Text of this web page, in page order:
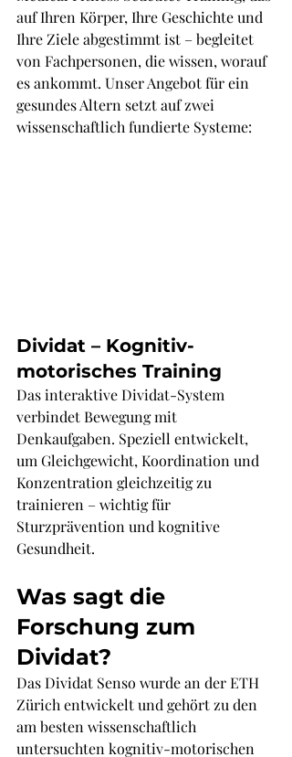
auf Ihren Körper, Ihre Geschichte und
Ihre Ziele abgestimmt ist – begleitet
von Fachpersonen, die wissen, worauf
es ankommt. Unser Angebot für ein
gesundes Altern setzt auf zwei
wissenschaftlich fundierte Systeme:
Dividat – Kognitiv-
motorisches Training
Das interaktive Dividat-System
verbindet Bewegung mit
Denkaufgaben. Speziell entwickelt,
um Gleichgewicht, Koordination und
Konzentration gleichzeitig zu
trainieren – wichtig für
Sturzprävention und kognitive
Gesundheit.
Was sagt die
Forschung zum
Dividat?
Das Dividat Senso wurde an der ETH
Zürich entwickelt und gehört zu den
am besten wissenschaftlich
untersuchten kognitiv-motorischen